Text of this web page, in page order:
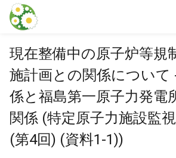
本文に飛ぶ
現在整備中の原子炉等規
施計画との関係について
係と福島第一原子力発電
関係 (特定原子力施設監
(第4回) (資料1-1))